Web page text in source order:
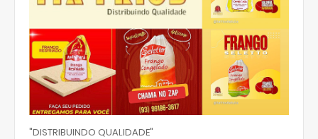
"DISTRIBUINDO QUALIDADE"